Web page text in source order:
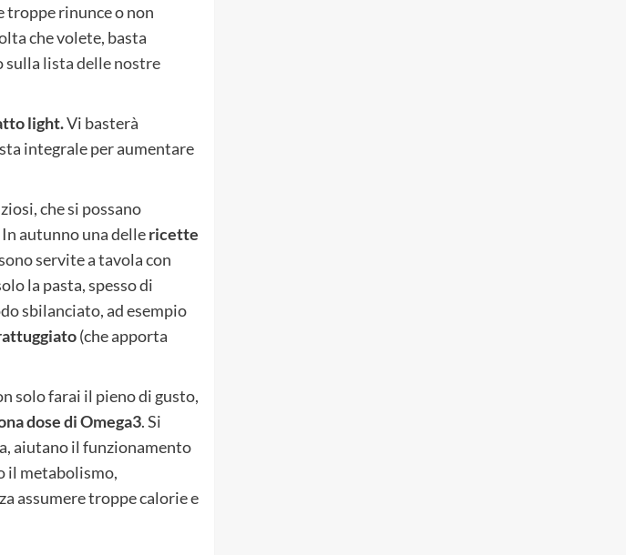
troppe rinunce o non
che volete, basta
sulla lista delle nostre
light.Vi basterà
integrale per aumentare
che si possano
autunno una dellericette
servite a tavola con
la pasta, spesso di
sbilanciato, ad esempio
(che apporta
solo farai il pieno di gusto,
dose di Omega3. Si
aiutano il funzionamento
il metabolismo,
assumere troppe calorie e